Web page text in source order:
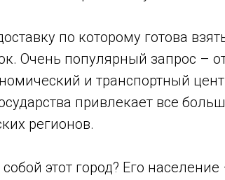
по которому готова
Очень популярный запрос –
и транспортный
привлекает все
регионов.
этот город? Его